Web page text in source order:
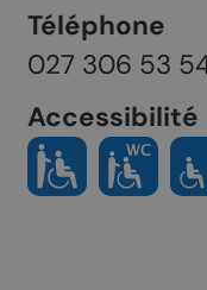
Téléphone
027 306 53
Accessibilité